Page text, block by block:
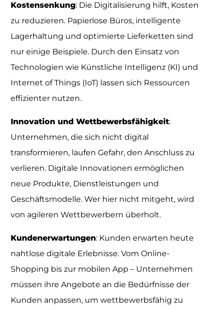
Kostensenkung: Die Digitalisierung hilft, Kosten
zu reduzieren. Papierlose Büros, intelligente
Lagerhaltung und optimierte Lieferketten sind
nur einige Beispiele. Durch den Einsatz von
Technologien wie Künstliche Intelligenz (KI) und
Internet of Things (IoT) lassen sich Ressourcen
effizienter nutzen.
Innovation und Wettbewerbsfähigkeit:
Unternehmen, die sich nicht digital
transformieren, laufen Gefahr, den Anschluss zu
verlieren. Digitale Innovationen ermöglichen
neue Produkte, Dienstleistungen und
Geschäftsmodelle. Wer hier nicht mitgeht, wird
von agileren Wettbewerbern überholt.
Kundenerwartungen: Kunden erwarten heute
nahtlose digitale Erlebnisse. Vom Online-
Shopping bis zur mobilen App – Unternehmen
müssen ihre Angebote an die Bedürfnisse der
Kunden anpassen, um wettbewerbsfähig zu